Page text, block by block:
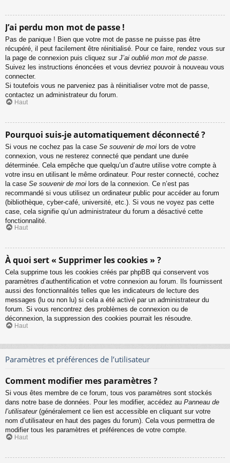
J’ai perdu mon mot de passe !
Pas de panique ! Bien que votre mot de passe ne puisse pas être
récupéré, il peut facilement être réinitialisé. Pour ce faire, rendez vous sur
la page de connexion puis cliquez sur J’ai oublié mon mot de passe.
Suivez les instructions énoncées et vous devriez pouvoir à nouveau vous
connecter.
Si toutefois vous ne parveniez pas à réinitialiser votre mot de passe,
contactez un administrateur du forum.
Haut
Pourquoi suis-je automatiquement déconnecté ?
Si vous ne cochez pas la case Se souvenir de moi lors de votre
connexion, vous ne resterez connecté que pendant une durée
déterminée. Cela empêche que quelqu’un d’autre utilise votre compte à
votre insu en utilisant le même ordinateur. Pour rester connecté, cochez
la case Se souvenir de moi lors de la connexion. Ce n’est pas
recommandé si vous utilisez un ordinateur public pour accéder au forum
(bibliothèque, cyber-café, université, etc.). Si vous ne voyez pas cette
case, cela signifie qu’un administrateur du forum a désactivé cette
fonctionnalité.
Haut
À quoi sert « Supprimer les cookies » ?
Cela supprime tous les cookies créés par phpBB qui conservent vos
paramètres d’authentification et votre connexion au forum. Ils fournissent
aussi des fonctionnalités telles que les indicateurs de lecture des
messages (lu ou non lu) si cela a été activé par un administrateur du
forum. Si vous rencontrez des problèmes de connexion ou de
déconnexion, la suppression des cookies pourrait les résoudre.
Haut
Paramètres et préférences de l’utilisateur
Comment modifier mes paramètres ?
Si vous êtes membre de ce forum, tous vos paramètres sont stockés
dans notre base de données. Pour les modifier, accédez au Panneau de
l’utilisateur(généralement ce lien est accessible en cliquant sur votre
nom d’utilisateur en haut des pages du forum). Cela vous permettra de
modifier tous les paramètres et préférences de votre compte.
Haut